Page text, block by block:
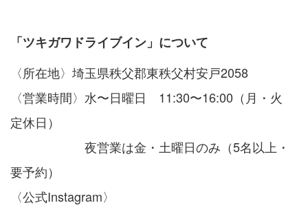
「ツキガワドライブイン」について
〈所在地〉埼玉県秩父郡東秩父村安戸2058
〈営業時間〉 水〜日曜日 11:30〜16:00（月・火
定休日）
夜営業は金・土曜日のみ（5名以上・
要予約）
〈公式Instagram〉